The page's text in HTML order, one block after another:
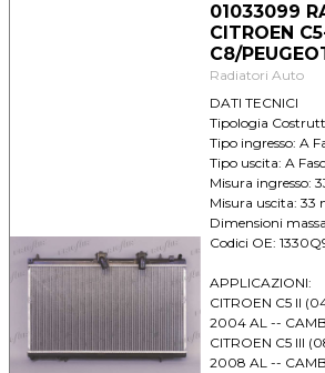
01033099
CITROEN
C8/
Radiatori Auto
DATI TECNICI
Tipologia
Tipo ingresso: A
Tipo uscita: A
Misura ingresso:
Misura uscita: 33
Dimensioni
Codici OE:
APPLICAZIONI:
CITROEN C5 II
2004 AL --
CITROEN C5 III
2008 AL --